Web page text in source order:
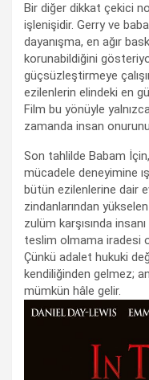
Bir diğer dikkat çekici
işlenişidir. Gerry ve
dayanışma, en ağır
korunabildiğini
güçsüzleştirmeye
ezilenlerin elindeki en
Film bu yönüyle
zamanda insan
Son tahlilde Babam
mücadele deneyimine
bütün ezilenlerine dair
zindanlarından
zulüm karşısında
teslim olmama iradesi
Çünkü adalet hukuki
kendiliğinden gelmez;
mümkün hâle gelir.